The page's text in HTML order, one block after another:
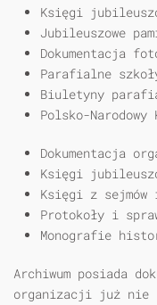
Księgi
Jubileuszowe
Dokumentacja
Parafialne
Biuletyny
Polsko-
Dokumentacja
Księgi
Księgi z sejmów
Protokoły i
Monografie
Archiwum posiada
organizacji już nie